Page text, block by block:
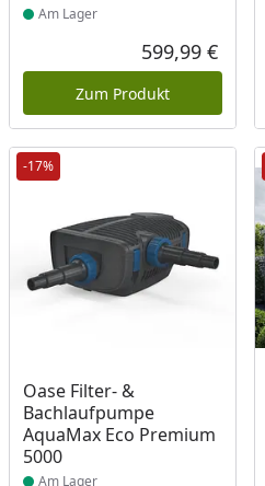
Am Lager
599,99 €
Zum Produkt
-17%
Oase Filter- &
Bachlaufpumpe
AquaMax Eco Premium
5000
Produkt am Lager
Am Lager